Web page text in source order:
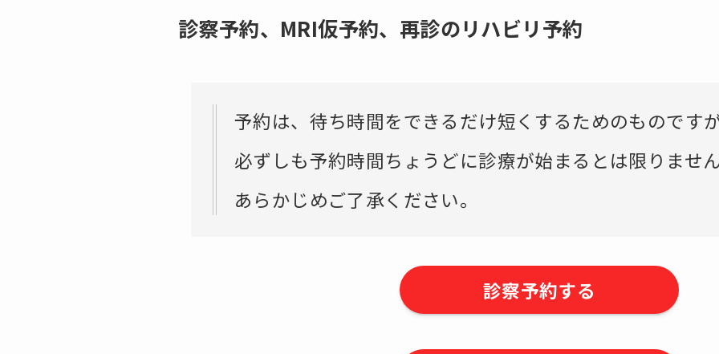
診察予約、MRI仮予約、再診のリハビリ予約
予約は、待ち時間をできるだけ短くするためのものです
必ずしも予約時間ちょうどに診療が始まるとは限りませ
あらかじめご了承ください。
診察予約する